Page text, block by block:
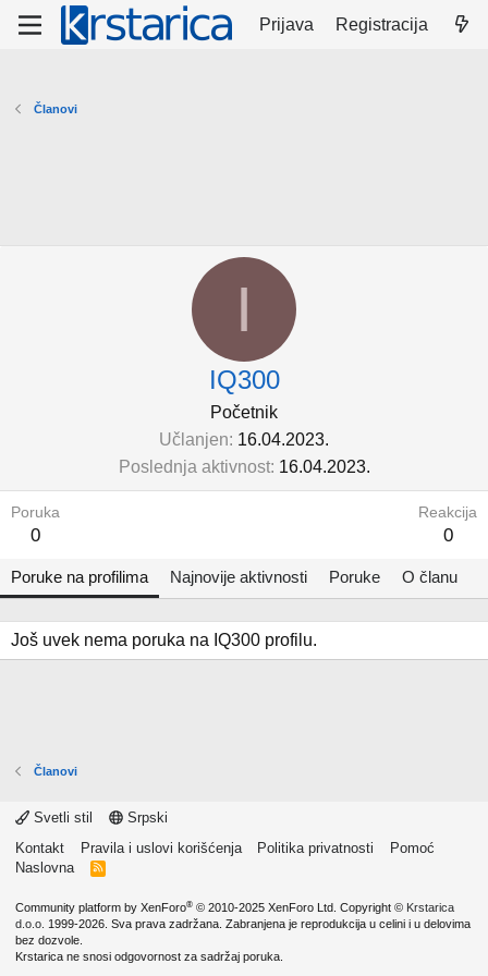
Prijava Registracija
Članovi
I
IQ300
Početnik
Učlanjen 16.04.2023.
Poslednja aktivnost 16.04.2023.
Poruka
0
Reakcija
0
Poruke na profilima Najnovije aktivnosti Poruke O članu
Još uvek nema poruka na IQ300 profilu.
Članovi
Svetli stil
Srpski
Kontakt
Pravila i uslovi korišćenja Politika privatnosti
Pomoć
Naslovna
R
Community platform by XenForo® © 2010-2025 XenForo Ltd. Copyright © Krstarica
d.o.o. 1999-2026. Sva prava zadržana. Zabranjena je reprodukcija u celini i u delovima
bez dozvole.
Krstarica ne snosi odgovornost za sadržaj poruka.